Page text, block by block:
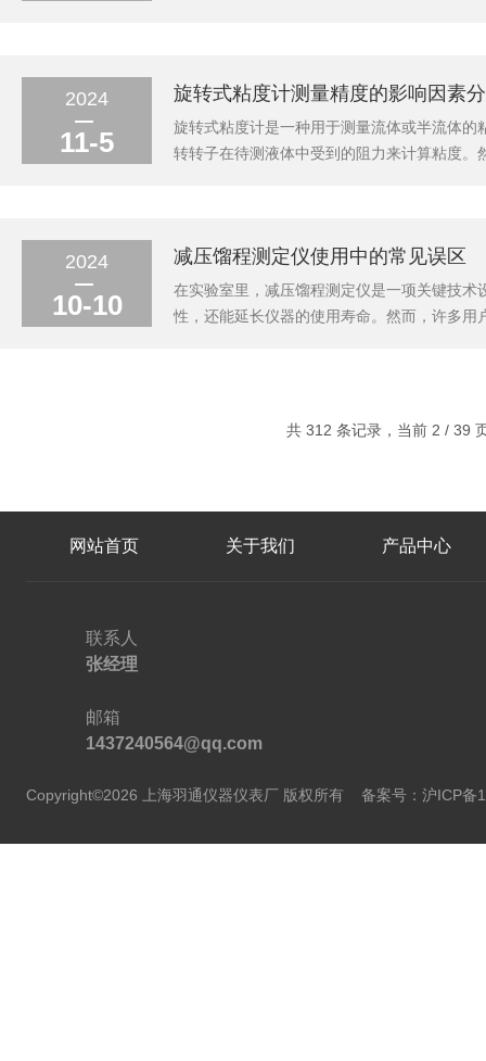
2024
11-5
旋转式粘度计测量精度的影响因素
旋转式粘度计是一种用于测量流体或半流体
转转子在待测液体中受到的阻力来计算粘度
2024
10-10
减压馏程测定仪使用中的常见误区
在实验室里，减压馏程测定仪是一项关键技
性，还能延长仪器的使用寿命。然而，许多
共 312 条记录，当前 2 / 39
网站首页 关于我们 产品中心
联系人
张经理
邮箱
1437240564@qq.com
Copyright©2026 上海羽通仪器仪表厂 版权所有 备案号：沪ICP备